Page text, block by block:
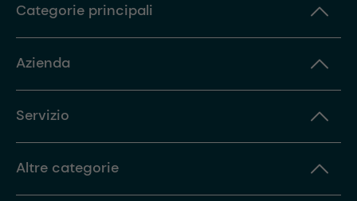
Categorie principali
Azienda
Servizio
Altre categorie